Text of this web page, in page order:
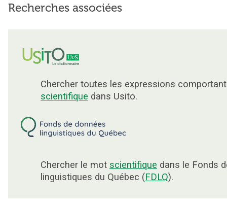
Recherches associées
Chercher toutes les expressions
scientifique dans Usito.
Chercher le mot scientifique dans le Fonds
linguistiques du Québec (FDLQ).